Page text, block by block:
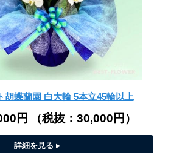
胡蝶蘭園 白大輪 5本立45輪以上
円 （税抜： 30,000円 ）